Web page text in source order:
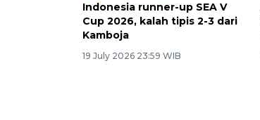
Indonesia runner-up SEA V
Cup 2026, kalah tipis 2-3 dari
Kamboja
19 July 2026 23:59 WIB